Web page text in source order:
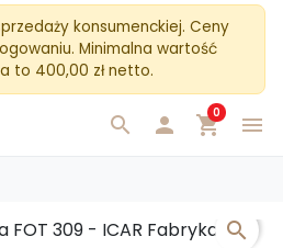
konsumenckiej. Ceny
Minimalna wartość
to 400,00 zł netto.
menu
search  shopping_cart
0
search